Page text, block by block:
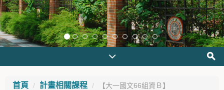
首頁 計畫相關課程 【大一國文66組資Ｂ】